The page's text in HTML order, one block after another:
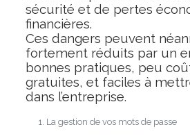
sécurité et de pertes
financières.
Ces dangers peuvent
fortement réduits par un
bonnes pratiques, peu
gratuites, et faciles à
dans l’entreprise.
La gestion de vos mots de passe